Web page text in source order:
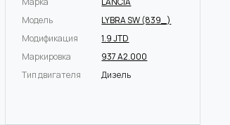
Модель
LYBRA SW (839_)
Модификация
1.9 JTD
Маркировка
937 A2.000
Тип двигателя
Дизель